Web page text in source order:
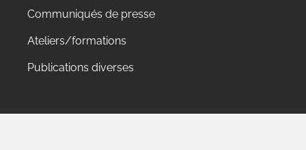
Communiqués de presse
Ateliers/formations
Publications diverses